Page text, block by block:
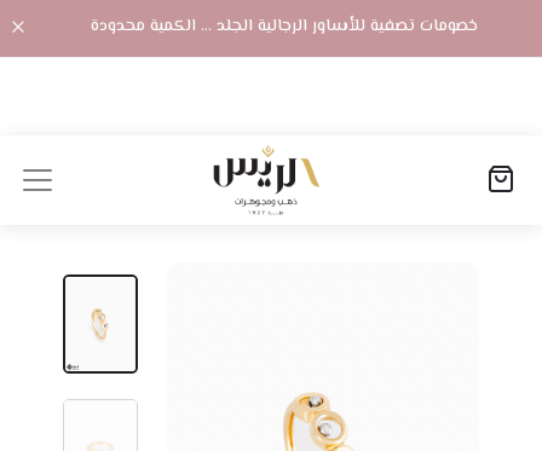
خصومات تصفية للأساور الرجالية الجلد ... الكمية محدودة
الصفحة الرئيسية المنتجات